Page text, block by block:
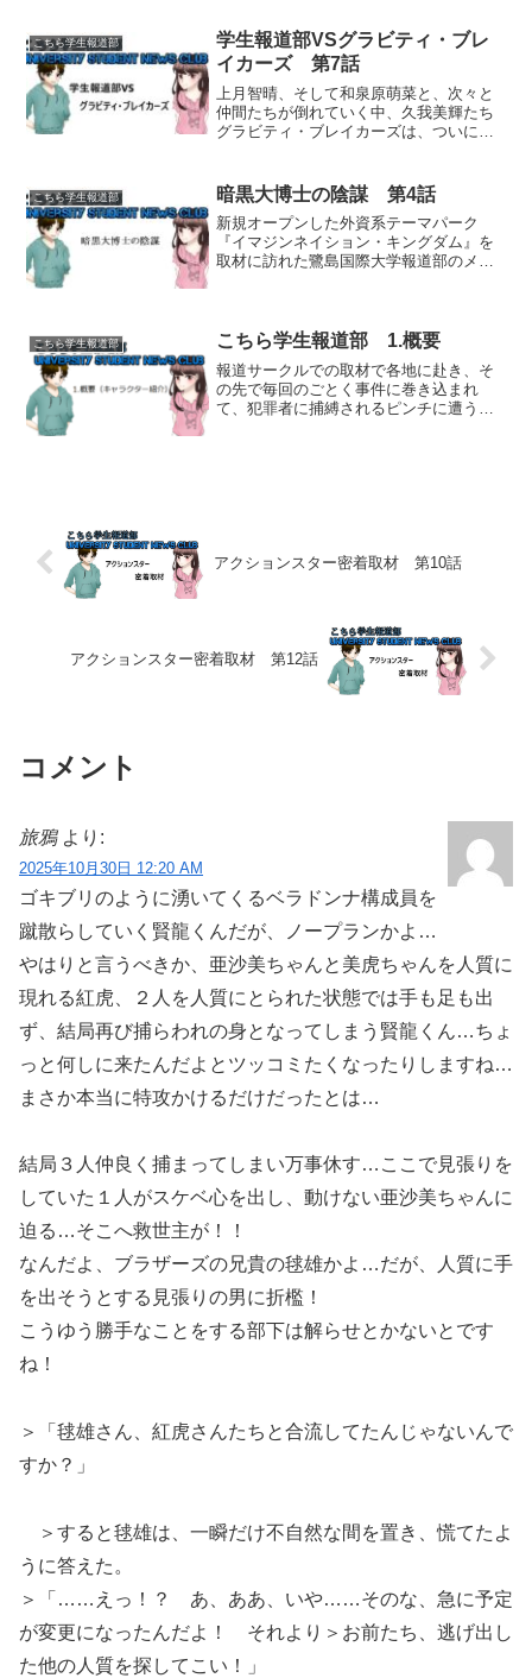
平と笹南侑衣梨イラスト...
こちら学生報道部
学生報道部VSグラビティ・ブレ
イカーズ 第7話
上月智晴、そして和泉原萌菜と、次々と
仲間たちが倒れていく中、久我美輝たち
グラビティ・ブレイカーズは、ついに闇
編集を加えております。第三ステージ
――絶望を越えて...
こちら学生報道部 暗黒大博士の陰謀 第4話
新規オープンした外資系テーマパーク
『イマジンネイション・キングダム』を
取材に訪れた鷺島国際大学報道部のメン
ていた鳳凰院優とはぐれてし...
こちら学生報道部 こちら学生報道部 1.概要
報道サークルでの取材で各地に赴き、そ
の先で毎回のごとく事件に巻き込まれ
て、犯罪者に捕縛されるピンチに遭う大
アクションスター密着取材 第10話
アクションスター密着取材 第12話
コメント
旅鴉 より:
2025年10月30日 12:20 AM
ゴキブリのように湧いてくるベラドンナ構成員を
蹴散らしていく賢龍くんだが、ノープランかよ…
やはりと言うべきか、亜沙美ちゃんと美虎ちゃんを人質に
現れる紅虎、２人を人質にとられた状態では手も足も出
ず、結局再び捕らわれの身となってしまう賢龍くん…ちょ
っと何しに来たんだよとツッコミたくなったりしますね…
まさか本当に特攻かけるだけだったとは…
結局３人仲良く捕まってしまい万事休す…ここで見張りを
していた１人がスケベ心を出し、動けない亜沙美ちゃんに
迫る…そこへ救世主が！！
なんだよ、ブラザーズの兄貴の毬雄かよ…だが、人質に手
を出そうとする見張りの男に折檻！
こうゆう勝手なことをする部下は解らせとかないとです
ね！
＞「毬雄さん、紅虎さんたちと合流してたんじゃないんで
すか？」
＞すると毬雄は、一瞬だけ不自然な間を置き、慌てたよ
うに答えた。
＞「……えっ！？ あ、ああ、いや……そのな、急に予定
が変更になったんだよ！ それより＞お前たち、逃げ出し
た他の人質を探してこい！」